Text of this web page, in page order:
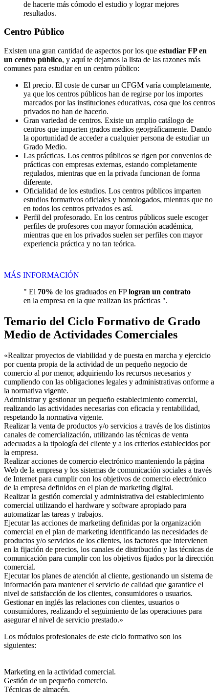
de hacerte más cómodo el estudio y lograr mejores
resultados.
Centro Público
Existen una gran cantidad de aspectos por los que estudiar FP en
un centro público, y aquí te dejamos la lista de las razones más
comunes para estudiar en un centro público:
El precio. El coste de cursar un CFGM varía completamente,
ya que los centros públicos han de regirse por los importes
marcados por las instituciones educativas, cosa que los centros
privados no han de hacerlo.
Gran variedad de centros. Existe un amplio catálogo de
centros que imparten grados medios geográficamente. Dando
la oportunidad de acceder a cualquier persona de estudiar un
Grado Medio.
Las prácticas. Los centros públicos se rigen por convenios de
prácticas con empresas externas, estando completamente
regulados, mientras que en la privada funcionan de forma
diferente.
Oficialidad de los estudios. Los centros públicos imparten
estudios formativos oficiales y homologados, mientras que no
en todos los centros privados es así.
Perfil del profesorado. En los centros públicos suele escoger
perfiles de profesores con mayor formación académica,
mientras que en los privados suelen ser perfiles con mayor
experiencia práctica y no tan teórica.
MÁS INFORMACIÓN
" El 70% de los graduados en FPlogran un contrato
en la empresa en la que realizan las prácticas ".
Temario del Ciclo Formativo de Grado
Medio de Actividades Comerciales
«Realizar proyectos de viabilidad y de puesta en marcha y ejercicio
por cuenta propia de la actividad de un pequeño negocio de
comercio al por menor, adquiriendo los recursos necesarios y
cumpliendo con las obligaciones legales y administrativas onforme a
la normativa vigente.
Administrar y gestionar un pequeño establecimiento comercial,
realizando las actividades necesarias con eficacia y rentabilidad,
respetando la normativa vigente.
Realizar la venta de productos y/o servicios a través de los distintos
canales de comercialización, utilizando las técnicas de venta
adecuadas a la tipología del cliente y a los criterios establecidos por
la empresa.
Realizar acciones de comercio electrónico manteniendo la página
Web de la empresa y los sistemas de comunicación sociales a través
de Internet para cumplir con los objetivos de comercio electrónico
de la empresa definidos en el plan de marketing digital.
Realizar la gestión comercial y administrativa del establecimiento
comercial utilizando el hardware y software apropiado para
automatizar las tareas y trabajos.
Ejecutar las acciones de marketing definidas por la organización
comercial en el plan de marketing identificando las necesidades de
productos y/o servicios de los clientes, los factores que intervienen
en la fijación de precios, los canales de distribución y las técnicas de
comunicación para cumplir con los objetivos fijados por la dirección
comercial.
Ejecutar los planes de atención al cliente, gestionando un sistema de
información para mantener el servicio de calidad que garantice el
nivel de satisfacción de los clientes, consumidores o usuarios.
Gestionar en inglés las relaciones con clientes, usuarios o
consumidores, realizando el seguimiento de las operaciones para
asegurar el nivel de servicio prestado.»
Los módulos profesionales de este ciclo formativo son los
siguientes:
Marketing en la actividad comercial.
Gestión de un pequeño comercio.
Técnicas de almacén.